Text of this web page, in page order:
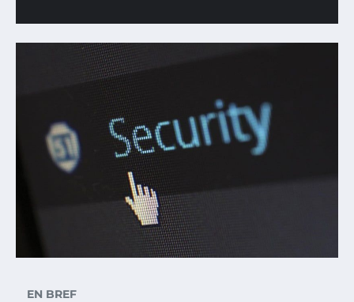
EN BREF